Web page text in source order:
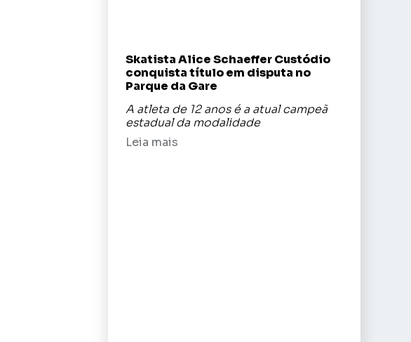
Skatista Alice Schaeffer Custódio
conquista título em disputa no
Parque da Gare
A atleta de 12 anos é a atual campeã
estadual da modalidade
Leia mais